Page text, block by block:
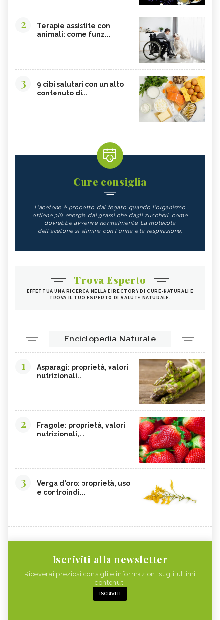
2
Terapie assistite con
animali: come funz...
3
9 cibi salutari con un alto
contenuto di...
Cure consiglia
L'acetone è prodotto dal fegato quando l'organismo
ottiene più energia dai grassi che dagli zuccheri, come
dovrebbe avvenire normalmente. La molecola
dell'acetone si elimina con l'urina e la respirazione.
Trova Esperto
EFFETTUA UNA RICERCA NELLA DIRECTORY DI CURE-NATURALI E
TROVA IL TUO ESPERTO DI SALUTE NATURALE.
Enciclopedia Naturale
1
Asparagi: proprietà, valori
nutrizionali...
2
Fragole: proprietà, valori
nutrizionali,...
3
Verga d'oro: proprietà, uso
e controindi...
Iscriviti alla newsletter
Riceverai preziosi consigli e informazioni sugli ultimi
contenuti
ISCRIVITI